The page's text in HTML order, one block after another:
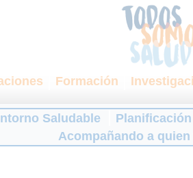
Formación
Saludable
Acompañando a